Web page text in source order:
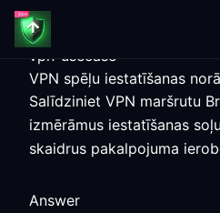
vpn-usecase
VPN spēļu iestatīšanas
Salīdziniet VPN maršrutu
izmērāmus iestatīšanas
skaidrus pakalpojuma
Answer